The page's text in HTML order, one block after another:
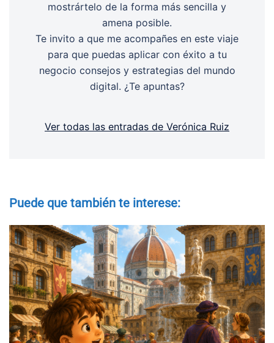
mostrártelo de la forma más sencilla y
amena posible.
Te invito a que me acompañes en este viaje
para que puedas aplicar con éxito a tu
negocio consejos y estrategias del mundo
digital. ¿Te apuntas?
Ver todas las entradas de Verónica Ruiz
Puede que también te interese: